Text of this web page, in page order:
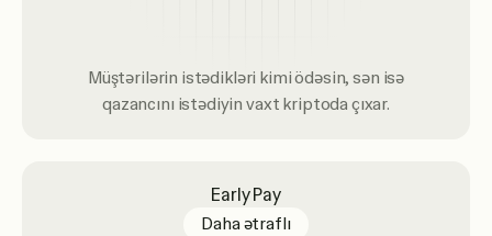
Müştərilərin istədikləri kimi ödəsin, sən isə
qazancını istədiyin vaxt kriptoda çıxar.
Early Pay
Daha ətraflıabout Early Pay